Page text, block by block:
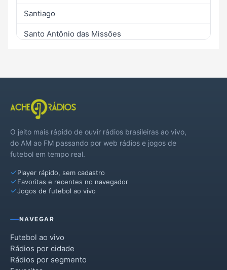
Santiago
Santo Antônio das Missões
O jeito mais rápido de ouvir rádios brasileiras ao vivo,
do AM ao FM passando por web rádios e jogos de
futebol em tempo real.
Player rápido, sem cadastro
Favoritas e recentes no navegador
Jogos de futebol ao vivo
NAVEGAR
Futebol ao vivo
Rádios por cidade
Rádios por segmento